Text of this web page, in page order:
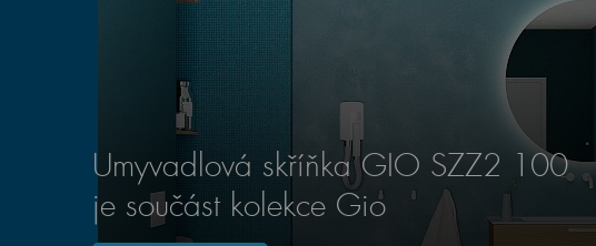
Umyvadlová skříňka GIO SZZ2 100
je součást kolekce Gio